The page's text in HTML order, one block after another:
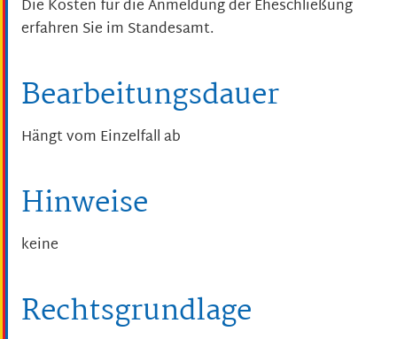
Die Kosten für die Anmeldung der Eheschließung
erfahren Sie im Standesamt.
Bearbeitungsdauer
Hängt vom Einzelfall ab
Hinweise
keine
Rechtsgrundlage